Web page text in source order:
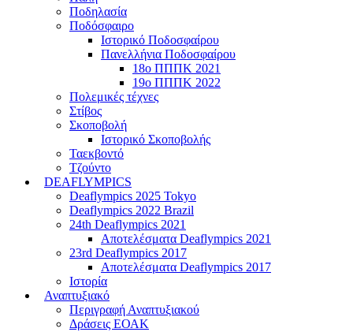
Ποδηλασία
Ποδόσφαιρο
Ιστορικό Ποδοσφαίρου
Πανελλήνια Ποδοσφαίρου
18ο ΠΠΠΚ 2021
19ο ΠΠΠΚ 2022
Πολεμικές τέχνες
Στίβος
Σκοποβολή
Ιστορικό Σκοποβολής
Ταεκβοντό
Τζούντο
DEAFLYMPICS
Deaflympics 2025 Tokyo
Deaflympics 2022 Brazil
24th Deaflympics 2021
Αποτελέσματα Deaflympics 2021
23rd Deaflympics 2017
Αποτελέσματα Deaflympics 2017
Ιστορία
Αναπτυξιακό
Περιγραφή Αναπτυξιακού
Δράσεις ΕΟΑΚ